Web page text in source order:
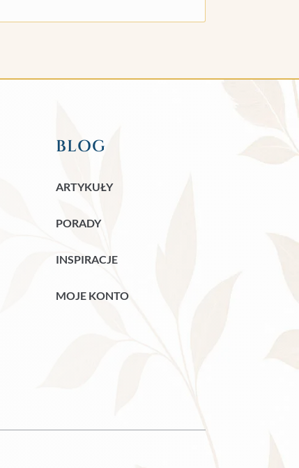
BLOG
ARTYKUŁY
PORADY
INSPIRACJE
MOJE KONTO